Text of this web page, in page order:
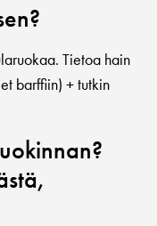
Tietoa hain
barffiin) + tutkin